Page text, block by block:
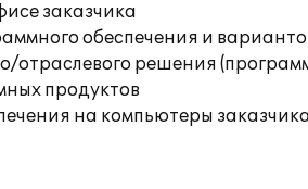
заказчика
обеспечения и
отраслевого решения
продуктов
на компьютеры заказчика